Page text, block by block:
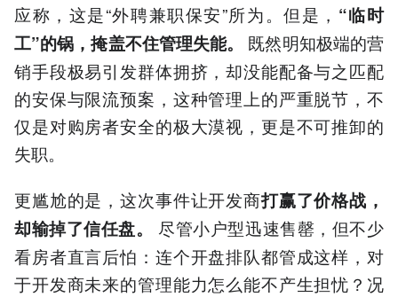
应称，这是“外聘兼职保安”所为。但是， “临时
工”的锅，掩盖不住管理失能。
既然明知极端的营
销手段极易引发群体拥挤，却没能配备与之匹配
的安保与限流预案，这种管理上的严重脱节，不
仅是对购房者安全的极大漠视，更是不可推卸的
失职。
更尴尬的是，这次事件让开发商打赢了价格战，
却输掉了信任盘。
尽管小户型迅速售罄，但不少
看房者直言后怕：连个开盘排队都管成这样，对
于开发商未来的管理能力怎么能不产生担忧？况